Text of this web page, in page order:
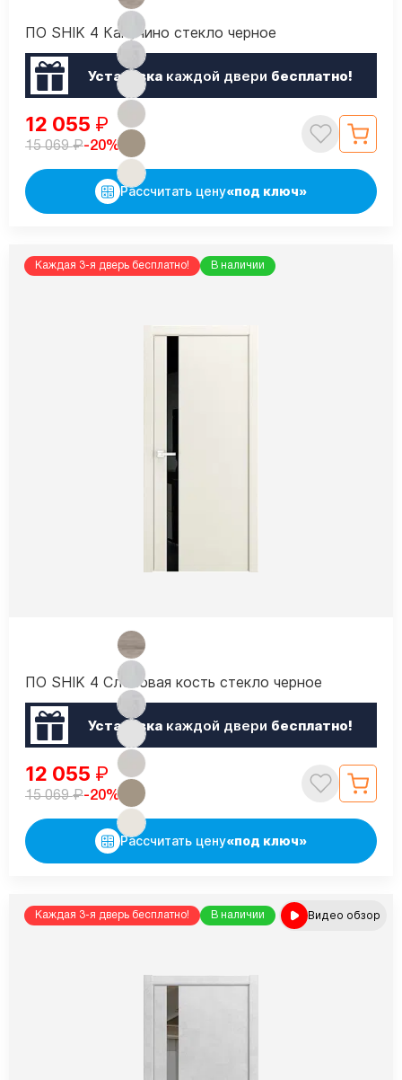
ПО SHIK 4 Капучино стекло черное
Установкакаждой двери бесплатно!
12 055 ₽
15 069₽-20%
Рассчитать цену«под ключ»
Каждая 3-я дверь бесплатно! В наличии
ПО SHIK 4 Слоновая кость стекло черное
Установкакаждой двери бесплатно!
12 055 ₽
15 069₽-20%
Рассчитать цену«под ключ»
Каждая 3-я дверь бесплатно! В наличии Видео обзор